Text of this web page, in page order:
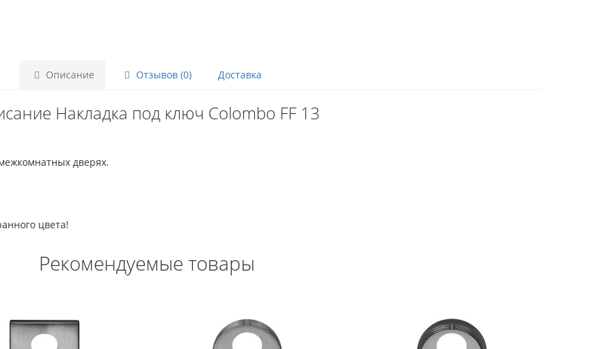
Описание Отзывов (0) Доставка
Накладка под ключ Colombo FF 13
дверях.
цвета!
Рекомендуемые товары